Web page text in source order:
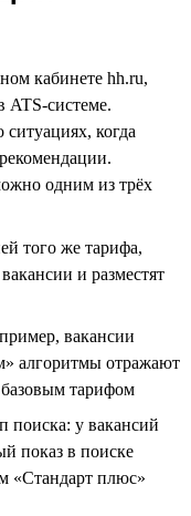
кабинете hh.ru,
ATS-системе.
когда
одним из трёх
того же тарифа,
и разместят
вакансии
алгоритмы отражают
тарифом
поиска: у вакансий
показ в поиске
«Стандарт плюс»